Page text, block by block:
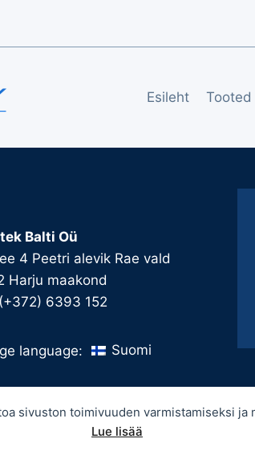
sivuston toimivuuden varmistamiseksi
Lue lisää
Esileht Tooted
Balti Oü
4 Peetri alevik Rae vald
Harju maakond
6393 152
language: Suomi